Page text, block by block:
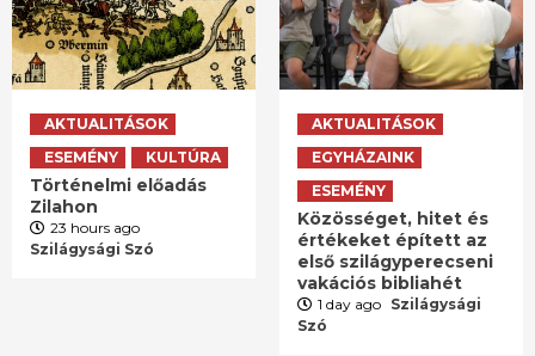
AKTUALITÁSOK
ESEMÉNY
KULTÚRA
Történelmi előadás
Zilahon
23 hours ago
Szilágysági Szó
AKTUALITÁSOK
EGYHÁZAINK
ESEMÉNY
Közösséget, hitet és
értékeket épített az
első szilágyperecseni
vakációs bibliahét
1 day ago Szilágysági
Szó